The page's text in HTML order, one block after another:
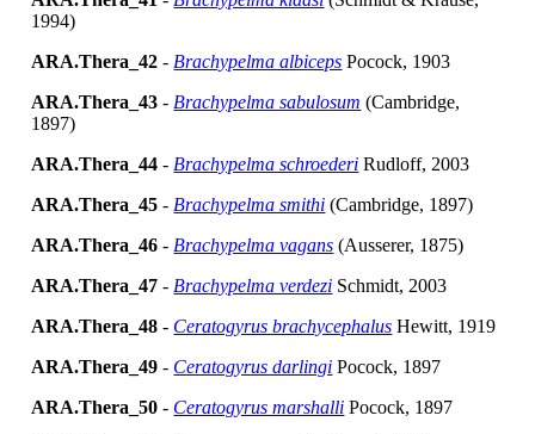
1994)
ARA.Thera_42 - Brachypelma albiceps Pocock, 1903
ARA.Thera_43 - Brachypelma sabulosum (Cambridge,
1897)
ARA.Thera_44 - Brachypelma schroederi Rudloff, 2003
ARA.Thera_45 - Brachypelma smithi (Cambridge, 1897)
ARA.Thera_46 - Brachypelma vagans (Ausserer, 1875)
ARA.Thera_47 - Brachypelma verdezi Schmidt, 2003
ARA.Thera_48 - Ceratogyrus brachycephalus Hewitt, 1919
ARA.Thera_49 - Ceratogyrus darlingi Pocock, 1897
ARA.Thera_50 - Ceratogyrus marshalli Pocock, 1897